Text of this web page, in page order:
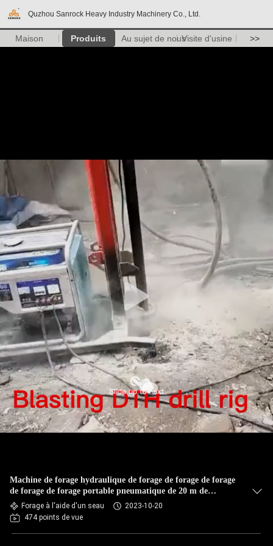
Quzhou Sanrock Heavy Industry Machinery Co., Ltd.
Maison Produits Au sujet de nousVisite d'usine >>
Machine de forage hydraulique de forage de forage de forage
de forage de forage portable pneumatique de 20 m de
profondeur
Forage à l'aide d'un seau
2023-10-20
474 points de vue